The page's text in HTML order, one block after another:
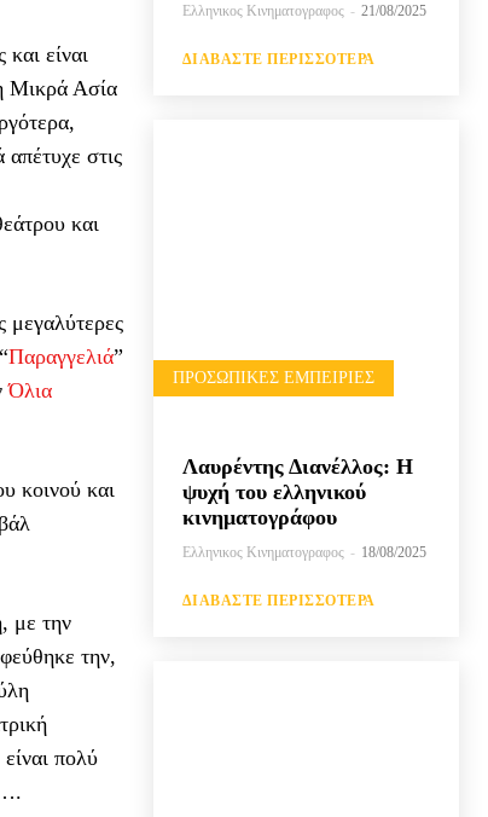
είναι
Μικρά Ασία
στις
και
μεγαλύτερες
Παραγγελιά”
Όλια
κοινού και
με την
την,
πολύ
Ελληνικος Κινηματογραφος - 21/08/2025
ΔΙΑΒΆΣΤΕ ΠΕΡΙΣΣΌΤΕΡΑ
ΠΡΟΣΩΠΙΚΈΣ ΕΜΠΕΙΡΊΕΣ
Λαυρέντης Διανέλλος: Η
ψυχή του ελληνικού
κινηματογράφου
Ελληνικος Κινηματογραφος - 18/08/2025
ΔΙΑΒΆΣΤΕ ΠΕΡΙΣΣΌΤΕΡΑ